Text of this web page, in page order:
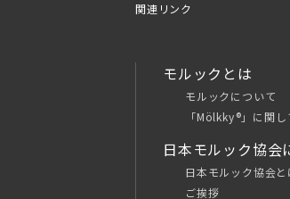
関連リンク
モルックとは
モルックについて
「Mölkky®」に関し
日本モルック協会
日本モルック協会と
ご挨拶